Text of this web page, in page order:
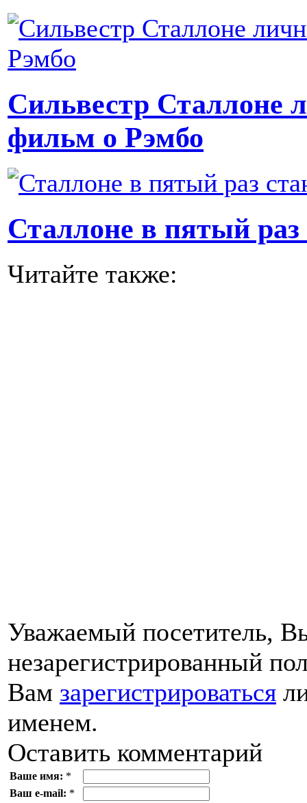
Сильвестр Сталлоне
фильм о Рэмбо
Сталлоне в пятый раз
Читайте также:
Уважаемый посетитель,
незарегистрированный
Вам зарегистрироваться
именем.
Оставить комментарий
Ваше имя: *
Ваш e-mail: *